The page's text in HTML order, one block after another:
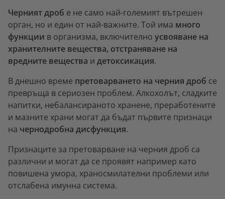
Черният дроб е не само най-големият вътрешен
орган, но и един от най-важните. Той има много
функции в организма, включително усвояване на
хранителните вещества, отстраняване на
вредните вещества и детоксикация.
В днешно време претоварването на черния дроб се
превръща в сериозен проблем. Алкохолът, сладките
напитки, небалансираното хранене, преработените
и мазните храни могат да бъдат първите признаци
на чернодробна дисфункция.
Признаците за претоварване на черния дроб са
различни и могат да се проявят например като
повишена умора, храносмилателни проблеми или
отслабена имунна система.